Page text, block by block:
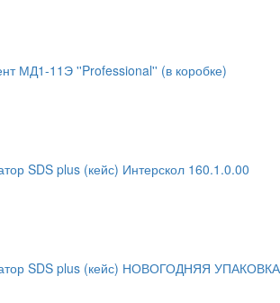
МД1-11Э ''Professional'' (в коробке)
SDS plus (кейс) Интерскол 160.1.0.00
SDS plus (кейс) НОВОГОДНЯЯ УПАКОВКА